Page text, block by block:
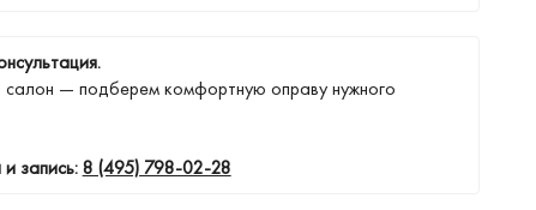
салон — подберем комфортную оправу нужного
запись:8 (495) 798-02-28